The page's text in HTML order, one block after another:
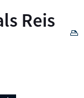
Reis